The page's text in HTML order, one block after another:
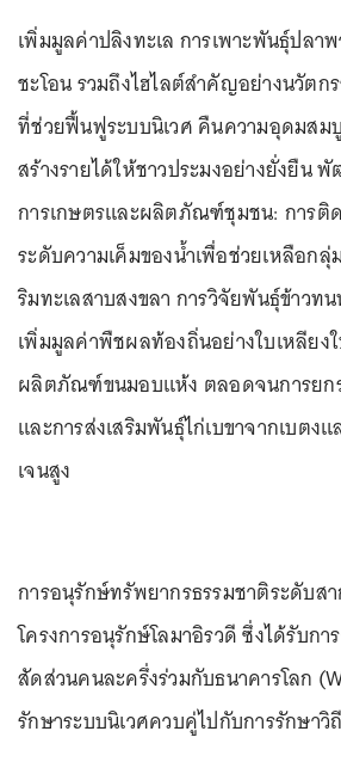
เพิ่มมูลค่าปลิงทะเล การเพาะพันธุ์ปลา
ชะโอน รวมถึงไฮไลต์สำคัญอย่างนวัตก
ที่ช่วยฟื้นฟูระบบนิเวศ คืนความอุดมสม
สร้างรายได้ให้ชาวประมงอย่างยั่งยืน
การเกษตรและผลิตภัณฑ์ชุมชน: การติ
ระดับความเค็มของน้ำเพื่อช่วยเหลือก
ริมทะเลสาบสงขลา การวิจัยพันธุ์ข้าวท
เพิ่มมูลค่าพืชผลท้องถิ่นอย่างใบเหลียง
ผลิตภัณฑ์ขนมอบแห้ง ตลอดจนการยก
และการส่งเสริมพันธุ์ไก่เบขาจากเบตง
เจนสูง
การอนุรักษ์ทรัพยากรธรรมชาติระดับส
โครงการอนุรักษ์โลมาอิรวดี ซึ่งได้รับก
สัดส่วนคนละครึ่งร่วมกับธนาคารโลก
รักษาระบบนิเวศควบคู่ไปกับการรักษา